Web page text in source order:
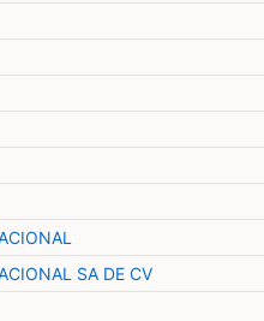
SA DE CV